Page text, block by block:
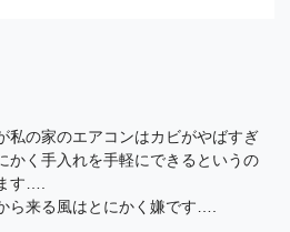
私の家のエアコンはカビがやばすぎ
かく手入れを手軽にできるというの
す….
ら来る風はとにかく嫌です….